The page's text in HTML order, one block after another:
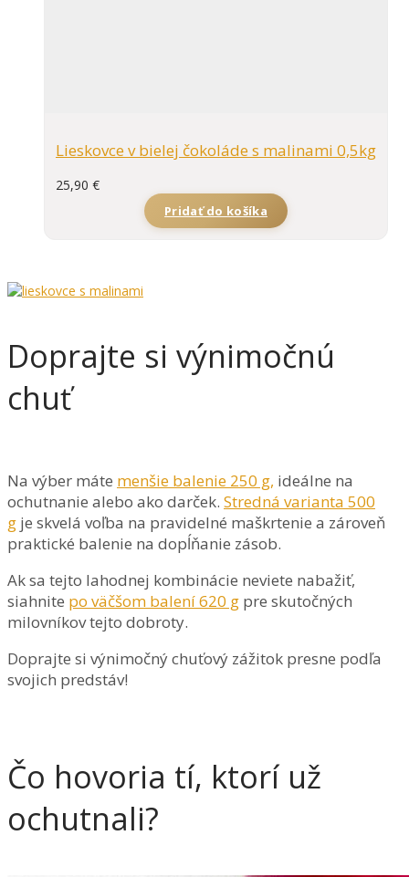
Lieskovce v bielej čokoláde s malinami 0,5kg
25,90 €
Pridať do košíka
Doprajte si výnimočnú
chuť
Na výber máte menšie balenie 250 g, ideálne na
ochutnanie alebo ako darček. Stredná varianta 500
g je skvelá voľba na pravidelné maškrtenie a zároveň
praktické balenie na dopĺňanie zásob.
Ak sa tejto lahodnej kombinácie neviete nabažiť,
siahnite po väčšom balení 620 g pre skutočných
milovníkov tejto dobroty.
Doprajte si výnimočný chuťový zážitok presne podľa
svojich predstáv!
Čo hovoria tí, ktorí už
ochutnali?